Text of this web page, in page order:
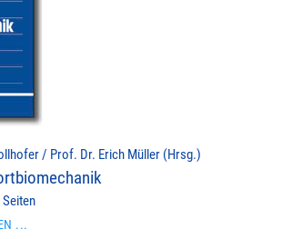
/ Prof. Dr. Erich Müller (Hrsg.)
...